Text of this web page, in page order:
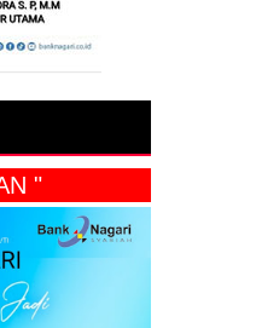
" IKLAN "